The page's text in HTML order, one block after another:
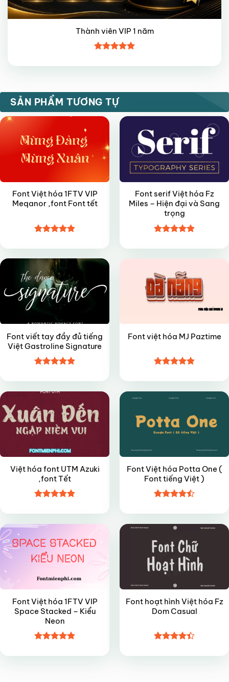
Thành viên VIP 1 năm
hạng55
SẢN PHẨM TƯƠNG TỰ
VIP
Font Việt hóa 1FTV VIP
Meqanor ,font Font tết
hạng4.95
sao
Font serif Việt hóa Fz
Miles – Hiện đại và Sang
trọng
hạng4.95
sao
Font viết tay đầy đủ tiếng
Việt Gastroline Signature
hạng55
Font việt hóa MJ Paztime
hạng4.85
Việt hóa font UTM Azuki
,font Tết
hạng4.95
Font Việt hóa Potta One (
Font tiếng Việt )
hạng4.5
Font Việt hóa 1FTV VIP
Space Stacked – Kiểu
Neon
hạng55
Font hoạt hình Việt hóa Fz
Dom Casual
hạng4.4